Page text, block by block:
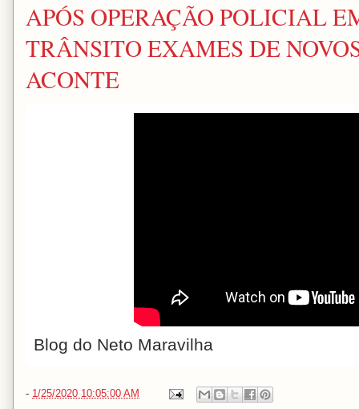
APÓS OPERAÇÃO POLICIAL
TRÂNSITO EXAMES DE
ACONTE
Blog do Neto Maravilha
- 1/25/2020 10:05:00 AM